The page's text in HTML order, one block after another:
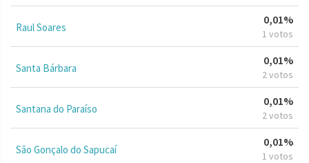
Raul Soares
0,01%
1 votos
Santa Bárbara
0,01%
2 votos
Santana do Paraíso
0,01%
2 votos
São Gonçalo do Sapucaí
0,01%
1 votos